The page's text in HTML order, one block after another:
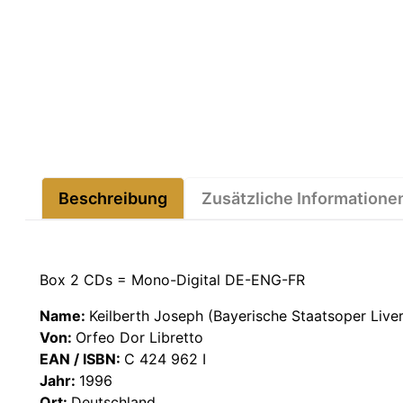
Beschreibung Zusätzliche
Box 2 CDs = Mono-Digital DE-ENG-FR
Name: Keilberth Joseph (Bayerische Staatsoper
Von: Orfeo Dor Libretto
EAN / ISBN: C 424 962 I
Jahr: 1996